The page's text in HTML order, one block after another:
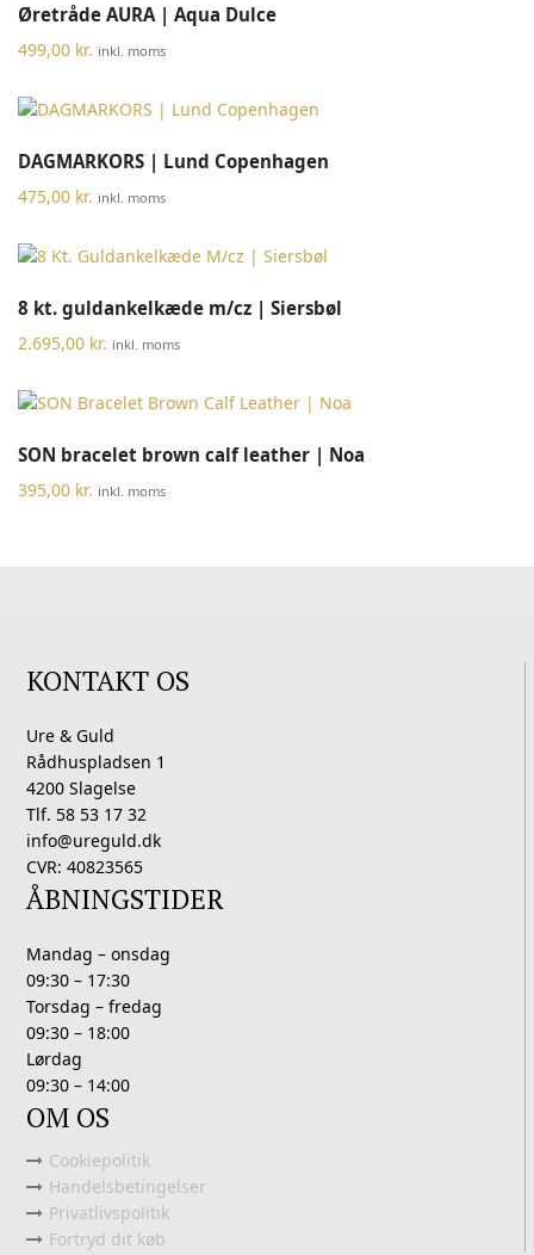
Øretråde AURA | Aqua Dulce
499,00 kr. inkl. moms
DAGMARKORS | Lund Copenhagen
475,00 kr. inkl. moms
8 kt. guldankelkæde m/cz | Siersbøl
2.695,00 kr. inkl. moms
SON bracelet brown calf leather | Noa
395,00 kr. inkl. moms
KONTAKT OS
Ure & Guld
Rådhuspladsen 1
4200 Slagelse
Tlf. 58 53 17 32
info@ureguld.dk
CVR: 40823565
ÅBNINGSTIDER
Mandag – onsdag
09:30 – 17:30
Torsdag – fredag
09:30 – 18:00
Lørdag
09:30 – 14:00
OM OS
Cookiepolitik
Handelsbetingelser
Privatlivspolitik
Fortryd dit køb